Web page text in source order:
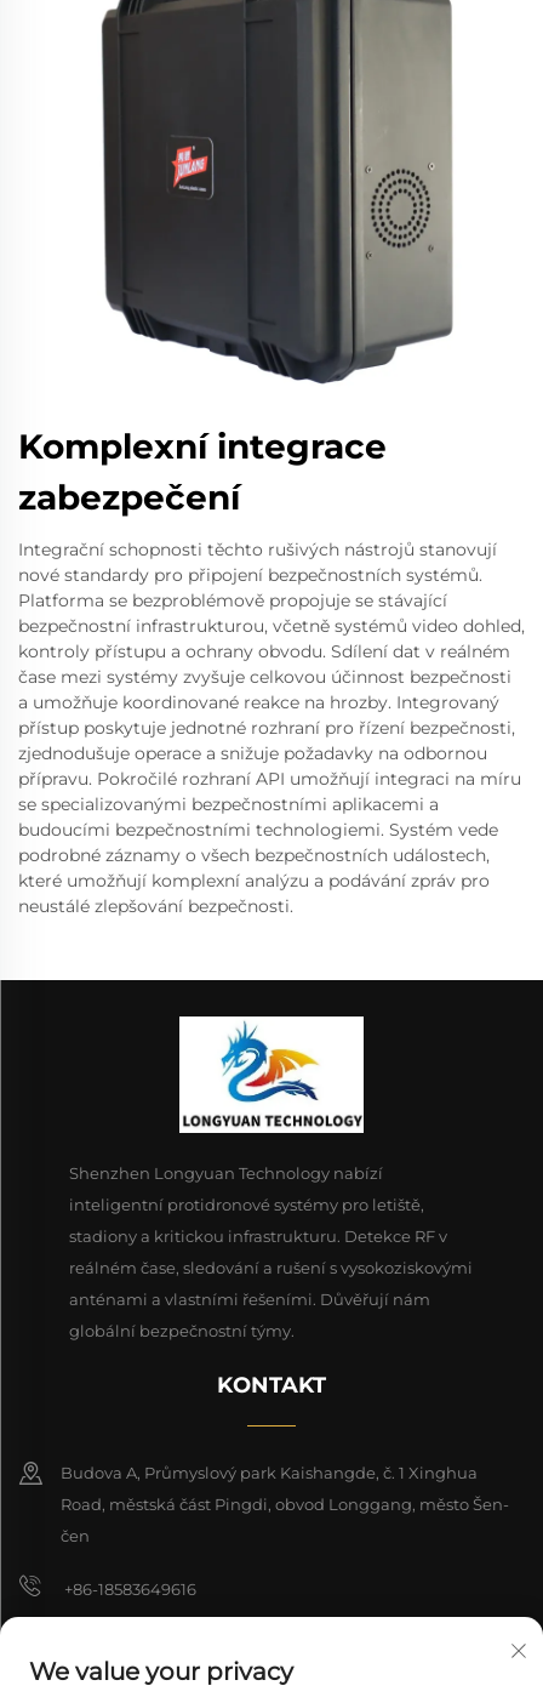
Komplexní integrace
zabezpečení
Integrační schopnosti těchto rušivých nástrojů stanovují
nové standardy pro připojení bezpečnostních systémů.
Platforma se bezproblémově propojuje se stávající
bezpečnostní infrastrukturou, včetně systémů video dohled,
kontroly přístupu a ochrany obvodu. Sdílení dat v reálném
čase mezi systémy zvyšuje celkovou účinnost bezpečnosti
a umožňuje koordinované reakce na hrozby. Integrovaný
přístup poskytuje jednotné rozhraní pro řízení bezpečnosti,
zjednodušuje operace a snižuje požadavky na odbornou
přípravu. Pokročilé rozhraní API umožňují integraci na míru
se specializovanými bezpečnostními aplikacemi a
budoucími bezpečnostními technologiemi. Systém vede
podrobné záznamy o všech bezpečnostních událostech,
které umožňují komplexní analýzu a podávání zpráv pro
neustálé zlepšování bezpečnosti.
Shenzhen Longyuan Technology nabízí
inteligentní protidronové systémy pro letiště,
stadiony a kritickou infrastrukturu. Detekce RF v
reálném čase, sledování a rušení s vysokoziskovými
anténami a vlastními řešeními. Důvěřují nám
globální bezpečnostní týmy.
KONTAKT
Budova A, Průmyslový park Kaishangde, č. 1 Xinghua
Road, městská část Pingdi, obvod Longgang, město Šen-
čen
+86-18583649616
8618165761396
We value your privacy